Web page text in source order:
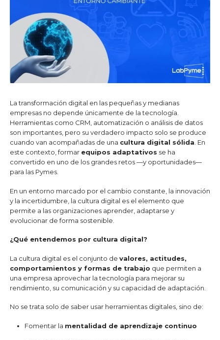
La transformación digital en las pequeñas y medianas
empresas no depende únicamente de la tecnología.
Herramientas como CRM, automatización o análisis de datos
son importantes, pero su verdadero impacto solo se produce
cuando van acompañadas de una cultura digital sólida. En
este contexto, formar equipos adaptativos se ha
convertido en uno de los grandes retos —y oportunidades—
para las Pymes.
En un entorno marcado por el cambio constante, la innovación
y la incertidumbre, la cultura digital es el elemento que
permite a las organizaciones aprender, adaptarse y
evolucionar de forma sostenible.
¿Qué entendemos por cultura digital?
La cultura digital es el conjunto de valores, actitudes,
comportamientos y formas de trabajo que permiten a
una empresa aprovechar la tecnología para mejorar su
rendimiento, su comunicación y su capacidad de adaptación.
No se trata solo de saber usar herramientas digitales, sino de:
Fomentar la mentalidad de aprendizaje continuo